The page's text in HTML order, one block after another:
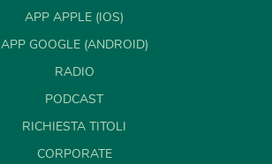
APP APPLE (IOS)
APP GOOGLE (ANDROID)
RADIO
PODCAST
RICHIESTA TITOLI
CORPORATE